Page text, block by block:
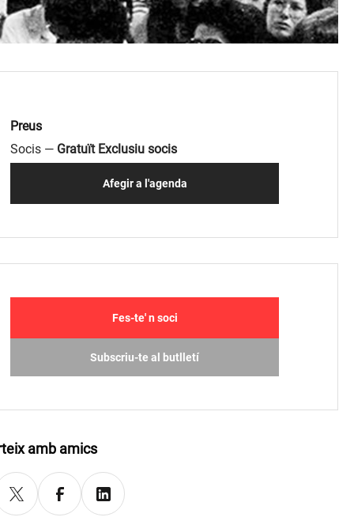
Preus
Socis — Gratuït Exclusiu socis
Afegir a l'agenda
Fes-te' n soci
Subscriu-te al butlletí
amb amics